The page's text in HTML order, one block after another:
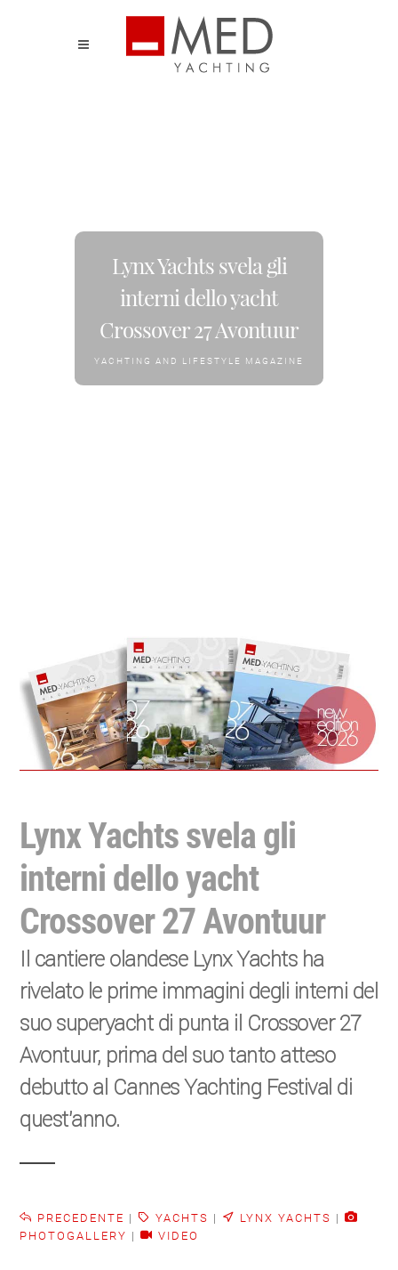
Lynx Yachts svela gli
interni dello yacht
Crossover 27 Avontuur
YACHTING AND LIFESTYLE MAGAZINE
Lynx Yachts svela gli
interni dello yacht
Crossover 27 Avontuur
Il cantiere olandese Lynx Yachts ha
rivelato le prime immagini degli interni del
suo superyacht di punta il Crossover 27
Avontuur, prima del suo tanto atteso
debutto al Cannes Yachting Festival di
quest’anno.
PRECEDENTE | YACHTS | LYNX YACHTS |
PHOTOGALLERY | VIDEO